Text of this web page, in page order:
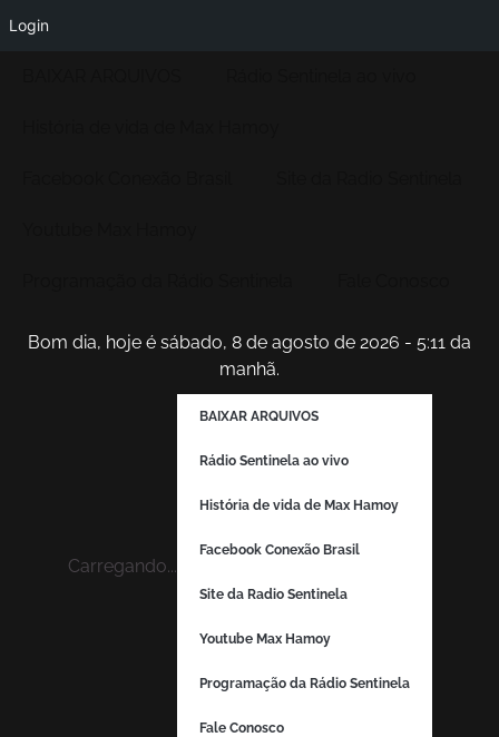
Bom dia, hoje é sábado, 8 de agosto de 2026 - 5:11 da
manhã.
Carregando...
BAIXAR ARQUIVOS
Rádio Sentinela ao vivo
História de vida de Max Hamoy
Facebook Conexão Brasil
Site da Radio Sentinela
Youtube Max Hamoy
Programação da Rádio Sentinela
Fale Conosco
Login